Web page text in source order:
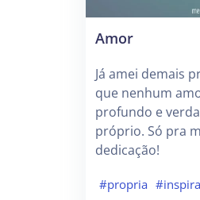
Amor
Já amei demais
que nenhum
profundo e
próprio. Só pra
dedicação!
#propria